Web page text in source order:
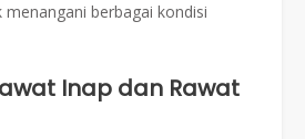
menangani berbagai kondisi
Inap dan Rawat